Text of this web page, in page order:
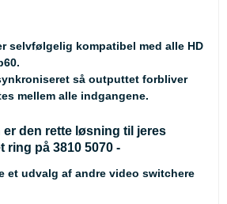
selvfølgelig kompatibel med alle HD
så outputtet forbliver
mellem alle indgangene.
er den rette løsning til jeres
ring på 3810 5070 -
et udvalg af andre video switchere